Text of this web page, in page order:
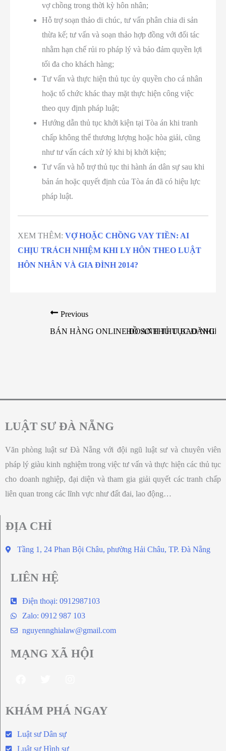
vợ chồng trong thời kỳ hôn nhân;
Hỗ trợ soạn thảo di chúc, tư vấn phân chia di sản
thừa kế; tư vấn và soạn thảo hợp đồng với đối tác
nhằm hạn chế rủi ro pháp lý và bảo đảm quyền lợi
tối đa cho khách hàng;
Tư vấn và thực hiện thủ tục ủy quyền cho cá nhân
hoặc tổ chức khác thay mặt thực hiện công việc
theo quy định pháp luật;
Hướng dẫn thủ tục khởi kiện tại Tòa án khi tranh
chấp không thể thương lượng hoặc hòa giải, cũng
như tư vấn cách xử lý khi bị khởi kiện;
Tư vấn và hỗ trợ thủ tục thi hành án dân sự sau khi
bản án hoặc quyết định của Tòa án đã có hiệu lực
pháp luật.
XEM THÊM: VỢ HOẶC CHỒNG VAY TIỀN: AI
CHỊU TRÁCH NHIỆM KHI LY HÔN THEO LUẬT
HÔN NHÂN VÀ GIA ĐÌNH 2014?
Previous
BÁN HÀNG ONLINE DOANH THU BAO
HỒ SƠ THỦ TỤC ĐĂNG
LUẬT SƯ ĐÀ NẴNG
Văn phòng luật sư Đà Nẵng với đội ngũ luật sư và chuyên viên
pháp lý giàu kinh nghiệm trong việc tư vấn và thực hiện các thủ tục
cho doanh nghiệp, đại diện và tham gia giải quyết các tranh chấp
liên quan trong các lĩnh vực như đất đai, lao động…
ĐỊA CHỈ
Tầng 1, 24 Phan Bội Châu, phường Hải Châu, TP. Đà Nẵng
LIÊN HỆ
Điện thoại: 0912987103
Zalo: 0912 987 103
nguyennghialaw@gmail.com
MẠNG XÃ HỘI
KHÁM PHÁ NGAY
Luật sư Dân sự
Luật sư Hình sự